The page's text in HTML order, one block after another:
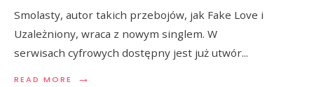
Smolasty, autor takich przebojów, jak Fake Love i
Uzależniony, wraca z nowym singlem. W
serwisach cyfrowych dostępny jest już utwór...
READ MORE →